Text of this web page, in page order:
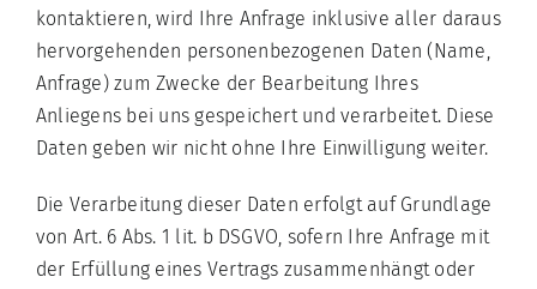
kontaktieren, wird Ihre Anfrage inklusive aller daraus
hervorgehenden personenbezogenen Daten (Name,
Anfrage) zum Zwecke der Bearbeitung Ihres
Anliegens bei uns gespeichert und verarbeitet. Diese
Daten geben wir nicht ohne Ihre Einwilligung weiter.
Die Verarbeitung dieser Daten erfolgt auf Grundlage
von Art. 6 Abs. 1 lit. b DSGVO, sofern Ihre Anfrage mit
der Erfüllung eines Vertrags zusammenhängt oder